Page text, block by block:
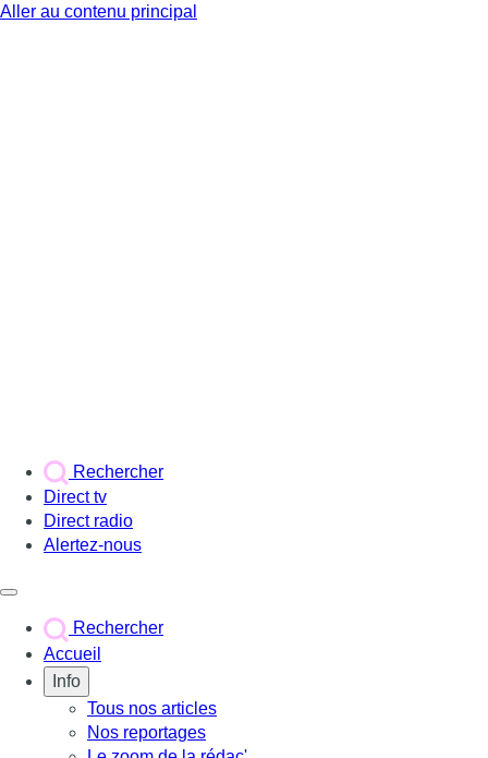
Aller au contenu principal
Rechercher
Direct tv
Direct radio
Alertez-nous
Rechercher
Accueil
Info
Tous nos articles
Nos reportages